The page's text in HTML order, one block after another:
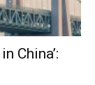
China’: